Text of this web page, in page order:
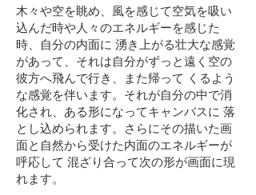
木々や空を眺め、風を感じて空気を吸い
込んだ時や人々のエネルギーを感じた
時、自分の内面に 湧き上がる壮大な感覚
があって、それは自分がずっと遠く空の
彼方へ飛んで行き、また帰って くるよう
な感覚を伴います。それが自分の中で消
化され、ある形になってキャンバスに 落
とし込められます。さらにその描いた画
面と自然から受けた内面のエネルギーが
呼応して 混ざり合って次の形が画面に現
れます。